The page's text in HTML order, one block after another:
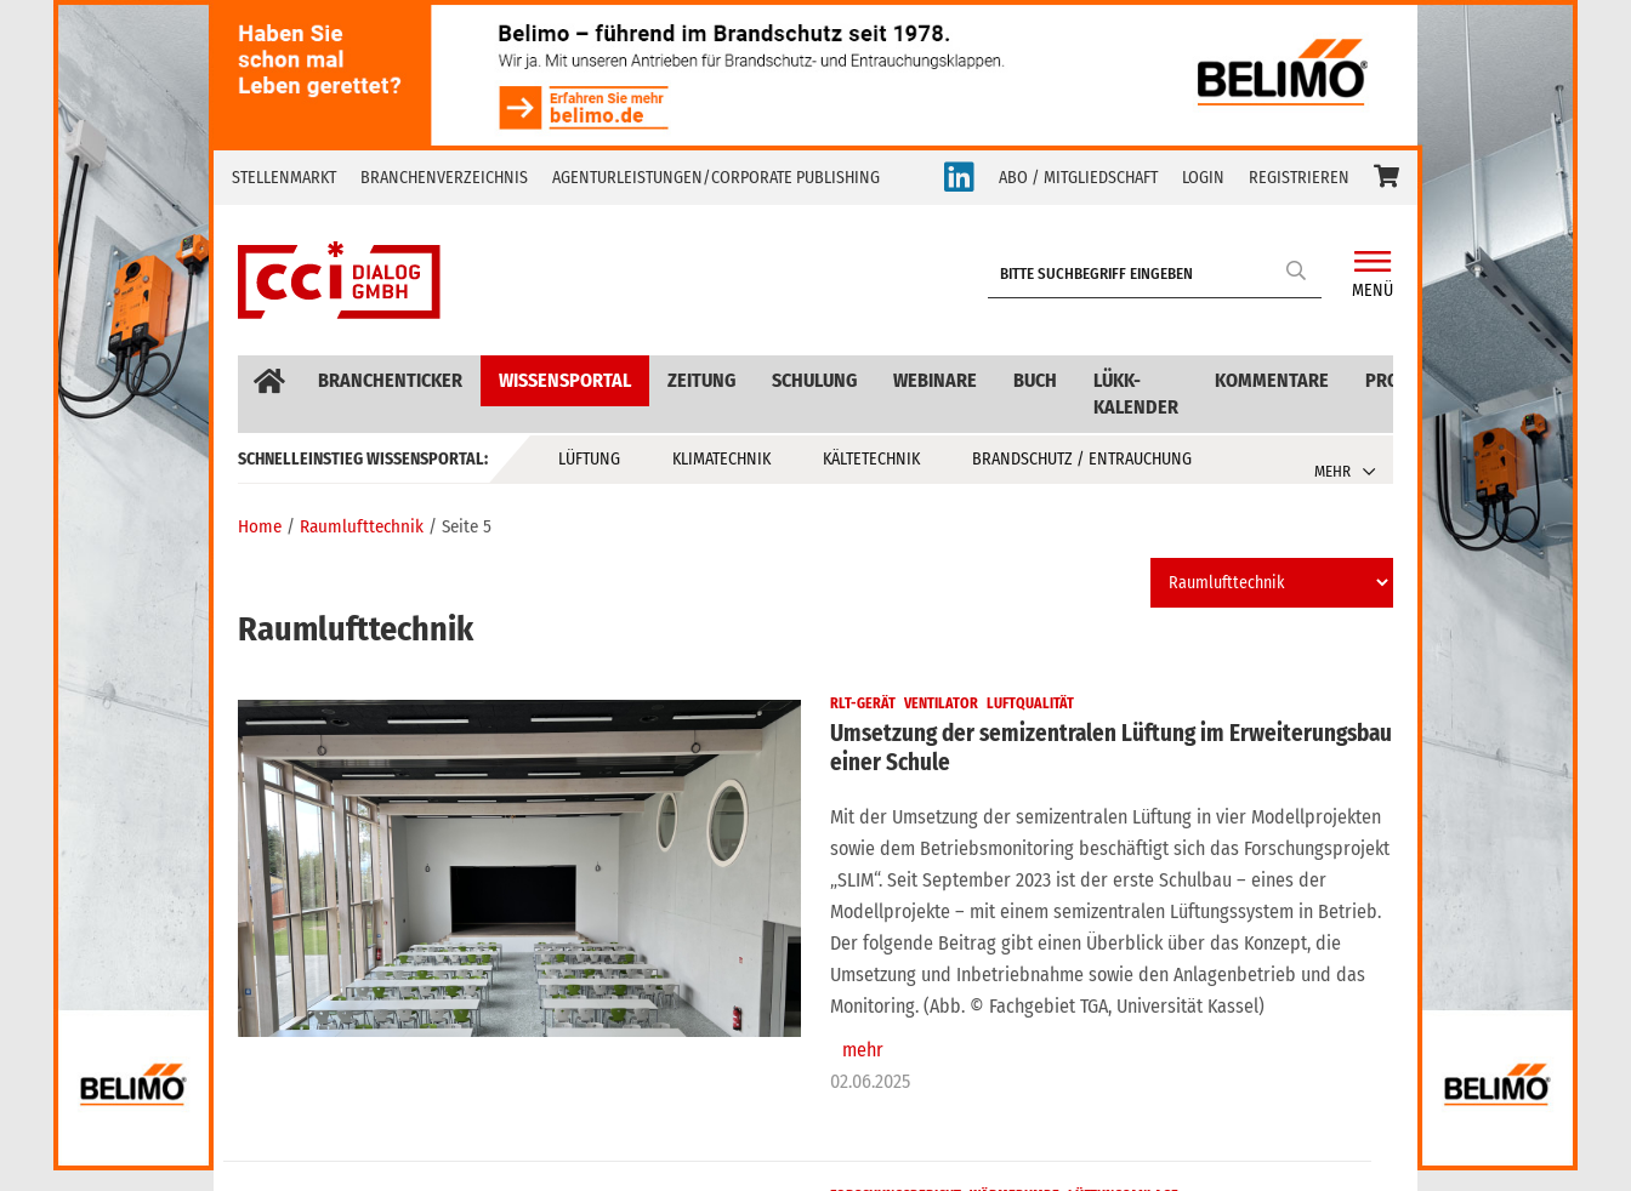
to
content
STELLENMARKT BRANCHENVERZEICHNIS AGENTURLEISTUNGEN/CORPORATE PUBLISHING ABO / MITGLIEDSCHAFT LOGIN REGISTRIEREN
MENÜ
BRANCHENTICKER WISSENSPORTAL ZEITUNG SCHULUNG WEBINARE BUCH
LÜKK-
KALENDER
KOMMENTARE PRODUKTE
SCHNELLEINSTIEG WISSENSPORTAL: LÜFTUNG KLIMATECHNIK KÄLTETECHNIK BRANDSCHUTZ / ENTRAUCHUNG
MEHR
Home Raumlufttechnik Seite 5
Raumlufttechnik
RLT-GERÄT VENTILATOR LUFTQUALITÄT
Umsetzung der semizentralen Lüftung im Erweiterungsbau
einer Schule
Mit der Umsetzung der semizentralen Lüftung in vier Modellprojekten
sowie dem Betriebsmonitoring beschäftigt sich das Forschungsprojekt
„SLIM“. Seit September 2023 ist der erste Schulbau – eines der
Modellprojekte – mit einem semizentralen Lüftungssystem in Betrieb.
Der folgende Beitrag gibt einen Überblick über das Konzept, die
Umsetzung und Inbetriebnahme sowie den Anlagenbetrieb und das
Monitoring. (Abb. © Fachgebiet TGA, Universität Kassel)
mehr
02.06.2025